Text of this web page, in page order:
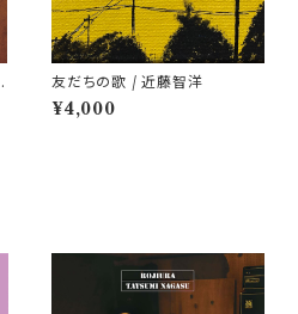
友だちの歌 / 近藤智洋
¥4,000